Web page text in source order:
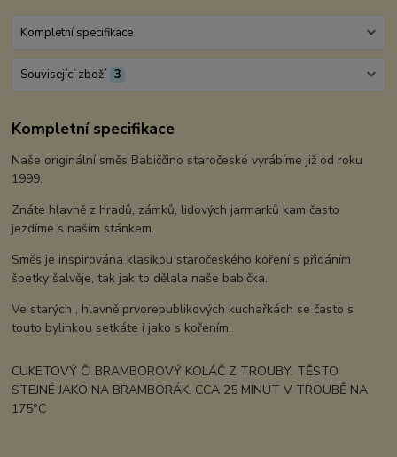
Kompletní specifikace
Související zboží 3
Kompletní specifikace
Naše originální směs Babiččino staročeské vyrábíme již od roku
1999.
Znáte hlavně z hradů, zámků, lidových jarmarků kam často
jezdíme s naším stánkem.
Směs je inspirována klasikou staročeského koření s přidáním
špetky šalvěje, tak jak to dělala naše babička.
Ve starých , hlavně prvorepublikových kuchařkách se často s
touto bylinkou setkáte i jako s kořením.
CUKETOVÝ ČI BRAMBOROVÝ KOLÁČ Z TROUBY. TĚSTO
STEJNÉ JAKO NA BRAMBORÁK. CCA 25 MINUT V TROUBĚ NA
175°C